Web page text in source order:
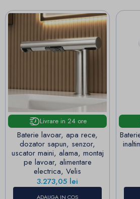
Livrare in 24 ore
Baterie lavoar, apa rece,
dozator sapun, senzor,
uscator maini, alama, montaj
pe lavoar, alimentare
electrica, Velis
Pret
3.273,05 lei
ADAUGA IN COS